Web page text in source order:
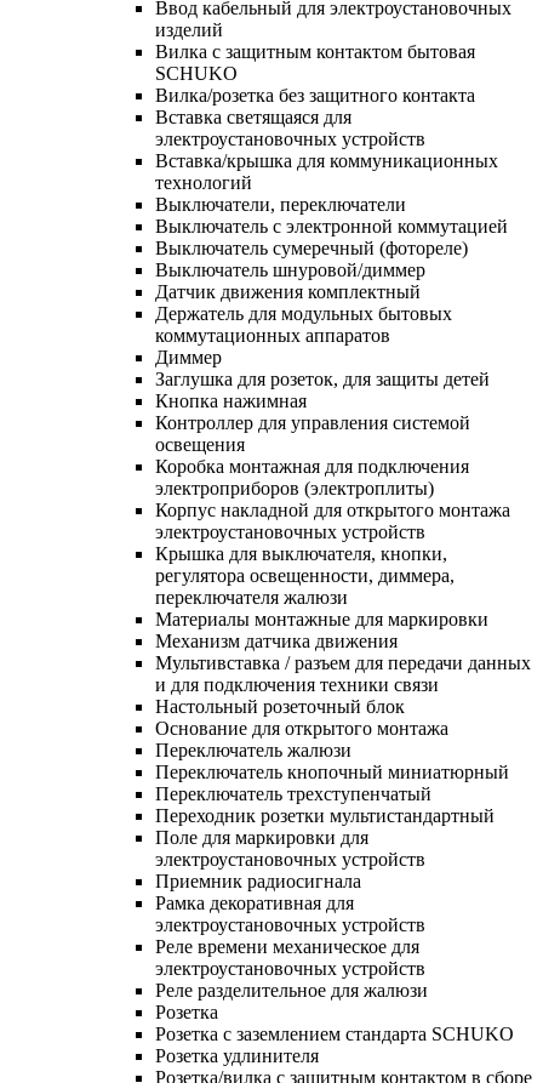
Ввод кабельный для электроустановочных
изделий
Вилка с защитным контактом бытовая
SCHUKO
Вилка/розетка без защитного контакта
Вставка светящаяся для
электроустановочных устройств
Вставка/крышка для коммуникационных
технологий
Выключатели, переключатели
Выключатель с электронной коммутацией
Выключатель сумеречный (фотореле)
Выключатель шнуровой/диммер
Датчик движения комплектный
Держатель для модульных бытовых
коммутационных аппаратов
Диммер
Заглушка для розеток, для защиты детей
Кнопка нажимная
Контроллер для управления системой
освещения
Коробка монтажная для подключения
электроприборов (электроплиты)
Корпус накладной для открытого монтажа
электроустановочных устройств
Крышка для выключателя, кнопки,
регулятора освещенности, диммера,
переключателя жалюзи
Материалы монтажные для маркировки
Механизм датчика движения
Мультивставка / разъем для передачи данных
и для подключения техники связи
Настольный розеточный блок
Основание для открытого монтажа
Переключатель жалюзи
Переключатель кнопочный миниатюрный
Переключатель трехступенчатый
Переходник розетки мультистандартный
Поле для маркировки для
электроустановочных устройств
Приемник радиосигнала
Рамка декоративная для
электроустановочных устройств
Реле времени механическое для
электроустановочных устройств
Реле разделительное для жалюзи
Розетка
Розетка с заземлением стандарта SCHUKO
Розетка удлинителя
Розетка/вилка с защитным контактом в сборе